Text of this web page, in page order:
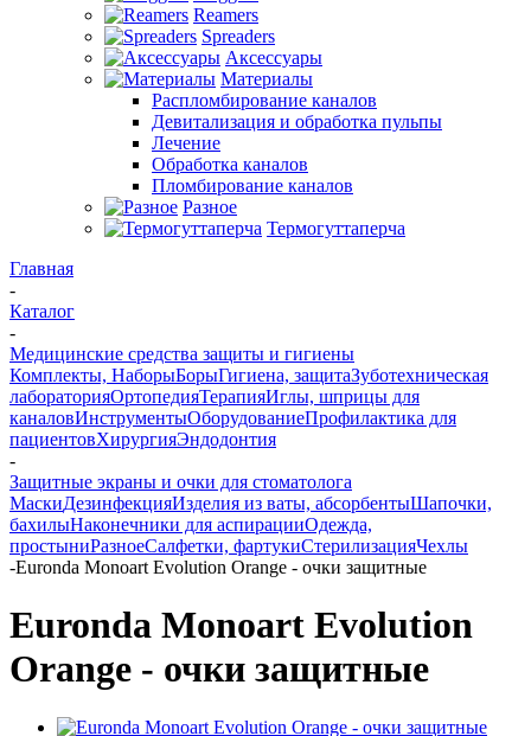
Reamers
Spreaders
Аксессуары
Материалы
Распломбирование каналов
Девитализация и обработка пульпы
Лечение
Обработка каналов
Пломбирование каналов
Разное
Термогуттаперча
Главная
-
Каталог
-
Медицинские средства защиты и гигиены
Комплекты, НаборыБорыГигиена, защитаЗуботехническая
лабораторияОртопедияТерапияИглы, шприцы для
каналовИнструментыОборудованиеПрофилактика для
пациентовХирургияЭндодонтия
-
Защитные экраны и очки для стоматолога
МаскиДезинфекцияИзделия из ваты, абсорбентыШапочки,
бахилыНаконечники для аспирацииОдежда,
простыниРазноеСалфетки, фартукиСтерилизацияЧехлы
-Euronda Monoart Evolution Orange - очки защитные
Euronda Monoart Evolution
Orange - очки защитные